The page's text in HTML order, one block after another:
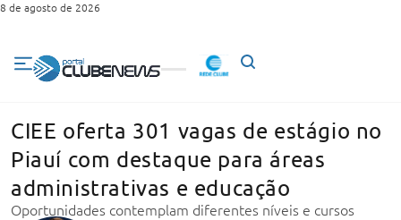
8 de agosto de 2026
CIEE oferta 301 vagas de estágio no
Piauí com destaque para áreas
administrativas e educação
Oportunidades contemplam diferentes níveis e cursos